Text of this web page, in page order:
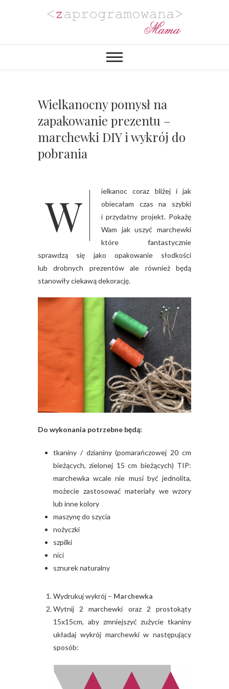
Zaprogramowana
Mama
ORGANIZACJI I REALIZACJI
WYJĄTKOWYCH WESEL.
Wielkanocny pomysł na
zapakowanie prezentu –
marchewki DIY i wykrój do
pobrania
Wielkanoc coraz bliżej i jak
obiecałam czas na szybki
i przydatny projekt. Pokażę
Wam jak uszyć marchewki
które fantastycznie
sprawdzą się jako opakowanie słodkości
lub drobnych prezentów ale również będą
stanowiły ciekawą dekorację.
Do wykonania potrzebne będą:
tkaniny / dzianiny (pomarańczowej 20 cm
bieżących, zielonej 15 cm bieżących) TIP:
marchewka wcale nie musi być jednolita,
możecie zastosować materiały we wzory
lub inne kolory
maszynę do szycia
nożyczki
szpilki
nici
sznurek naturalny
Wydrukuj wykrój – Marchewka
Wytnij 2 marchewki oraz 2 prostokąty
15x15cm, aby zmniejszyć zużycie tkaniny
układaj wykrój marchewki w następujący
sposób: